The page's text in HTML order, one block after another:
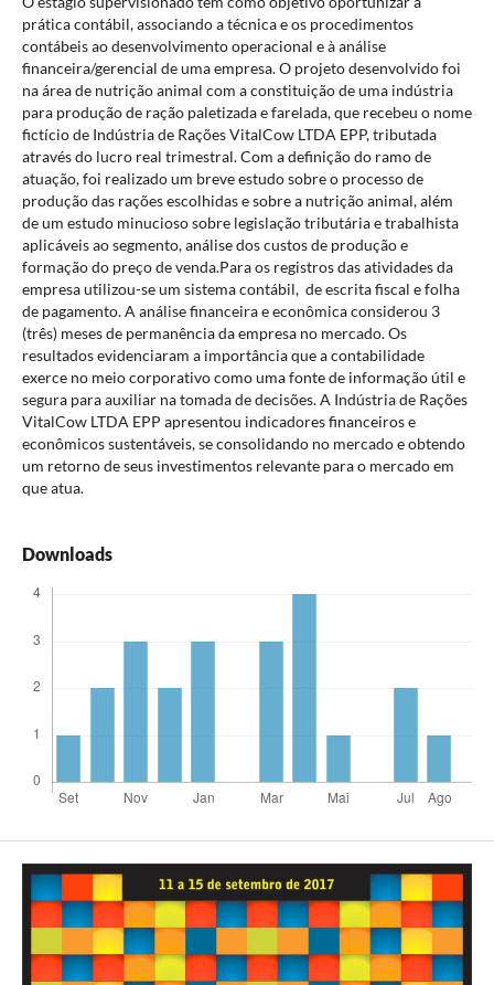
prática contábil, associando a técnica e os procedimentos
contábeis ao desenvolvimento operacional e à análise
financeira/gerencial de uma empresa. O projeto desenvolvido foi
na área de nutrição animal com a constituição de uma indústria
para produção de ração paletizada e farelada, que recebeu o nome
fictício de Indústria de Rações VitalCow LTDA EPP, tributada
através do lucro real trimestral. Com a definição do ramo de
atuação, foi realizado um breve estudo sobre o processo de
produção das rações escolhidas e sobre a nutrição animal, além
de um estudo minucioso sobre legislação tributária e trabalhista
aplicáveis ao segmento, análise dos custos de produção e
formação do preço de venda.Para os registros das atividades da
empresa utilizou-se um sistema contábil, de escrita fiscal e folha
de pagamento. A análise financeira e econômica considerou 3
(três) meses de permanência da empresa no mercado. Os
resultados evidenciaram a importância que a contabilidade
exerce no meio corporativo como uma fonte de informação útil e
segura para auxiliar na tomada de decisões. A Indústria de Rações
VitalCow LTDA EPP apresentou indicadores financeiros e
econômicos sustentáveis, se consolidando no mercado e obtendo
um retorno de seus investimentos relevante para o mercado em
que atua.
Downloads